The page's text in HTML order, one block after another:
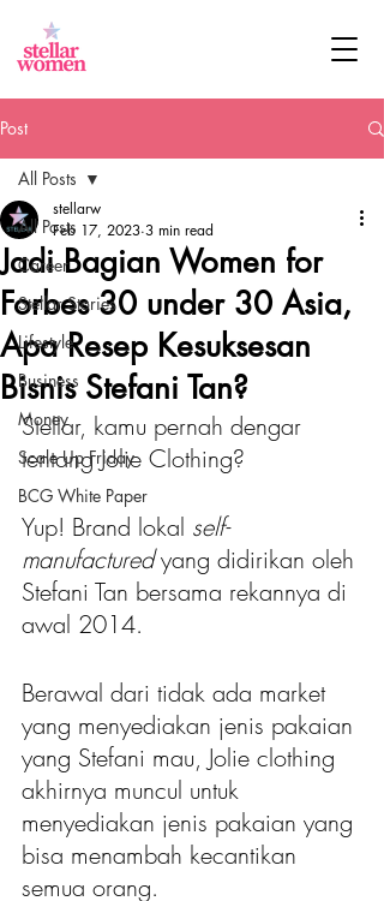
Post
All Posts
Career
Stellar Stories
Lifestyle
Business
Money
Scale Up Friday
BCG White Paper
All Posts
Jadi Bagian Women for
Forbes 30 under 30 Asia,
Apa Resep Kesuksesan
Bisnis Stefani Tan?
stellarw
Feb 17, 2023 3 min read
Stellar, kamu pernah dengar
tentang Jolie Clothing?
Yup! Brand lokal self-
manufactured yang didirikan oleh
Stefani Tan bersama rekannya di
awal 2014.
Berawal dari tidak ada market
yang menyediakan jenis pakaian
yang Stefani mau, Jolie clothing
akhirnya muncul untuk
menyediakan jenis pakaian yang
bisa menambah kecantikan
semua orang.